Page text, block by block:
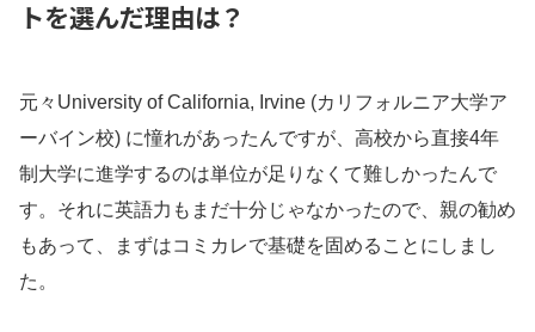
トを選んだ理由は？
元々University of California, Irvine (カリフォルニア大学ア
ーバイン校) に憧れがあったんですが、高校から直接4年
制大学に進学するのは単位が足りなくて難しかったんで
す。それに英語力もまだ十分じゃなかったので、親の勧め
もあって、まずはコミカレで基礎を固めることにしまし
た。